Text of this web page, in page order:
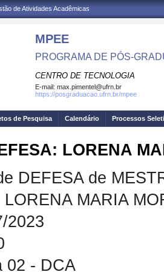
de Atividades Acadêmicas
MPEE
PROGRAMA DE PÓS-
CENTRO DE TECNOLOGIA
E-mail: max.pimentel@ufrn.br
https://posgraduacao.ufrn.br/mpee
de Pesquisa Calendário Processos
LORENA
DEFESA de
MARIA
2023
02 - DCA